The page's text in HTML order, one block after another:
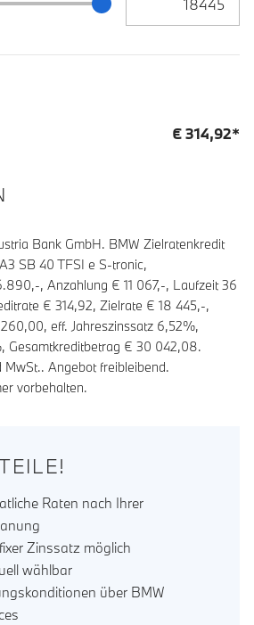
€314,92*
Bank GmbH. BMW Zielratenkredit
SB 40 TFSI e S-tronic,
, Anzahlung € 11 067,-, Laufzeit36
€ 314,92, Zielrate € 18 445,-,
260,00, eff. Jahreszinssatz 6,52%,
Gesamtkreditbetrag € 30 042,08.
Angebot freibleibend.
vorbehalten.
Raten nach Ihrer
Zinssatz möglich
wählbar
über BMW